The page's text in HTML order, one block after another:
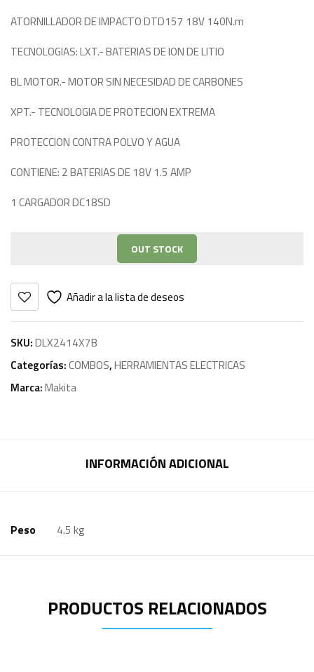
ATORNILLADOR DE IMPACTO DTD157 18V 140N.m
TECNOLOGIAS: LXT.- BATERIAS DE ION DE LITIO
BL MOTOR.- MOTOR SIN NECESIDAD DE CARBONES
XPT.- TECNOLOGIA DE PROTECION EXTREMA
PROTECCION CONTRA POLVO Y AGUA
CONTIENE: 2 BATERIAS DE 18V 1.5 AMP
1 CARGADOR DC18SD
OUT STOCK
Añadir a la lista de deseos
SKU:DLX2414X7B
Categorías:COMBOS,HERRAMIENTAS ELECTRICAS
Marca:Makita
INFORMACIÓN ADICIONAL
Peso 4.5 kg
PRODUCTOS RELACIONADOS